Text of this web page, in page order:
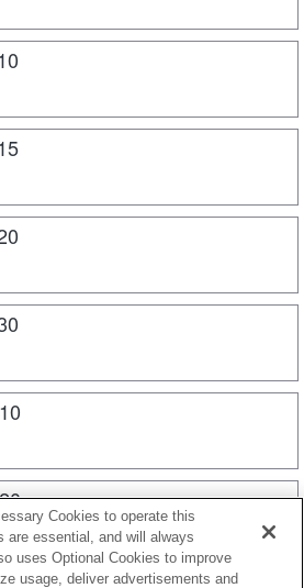
Cookies to operate this
are essential, and will always
uses Optional Cookies to improve
usage, deliver advertisements and